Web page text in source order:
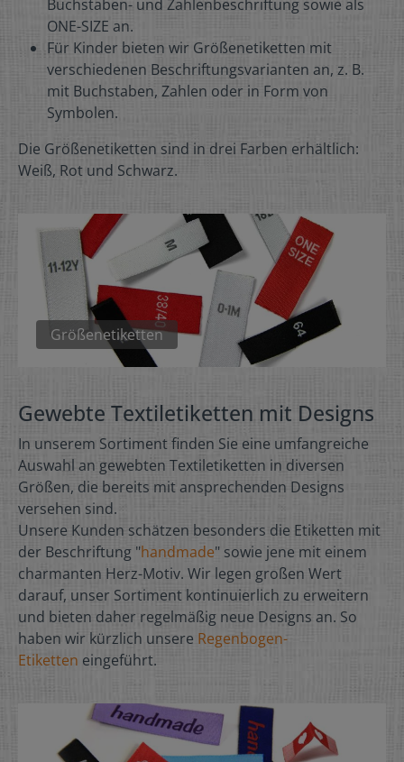
Buchstaben- und Zahlenbeschriftung sowie als
ONE-SIZE an.
Für Kinder bieten wir Größenetiketten mit
verschiedenen Beschriftungsvarianten an, z. B.
mit Buchstaben, Zahlen oder in Form von
Symbolen.
Die Größenetiketten sind in drei Farben erhältlich:
Weiß, Rot und Schwarz.
Größenetiketten
Gewebte Textiletiketten mit Designs
In unserem Sortiment finden Sie eine umfangreiche
Auswahl an gewebten Textiletiketten in diversen
Größen, die bereits mit ansprechenden Designs
versehen sind.
Unsere Kunden schätzen besonders die Etiketten mit
der Beschriftung "handmade" sowie jene mit einem
charmanten Herz-Motiv. Wir legen großen Wert
darauf, unser Sortiment kontinuierlich zu erweitern
und bieten daher regelmäßig neue Designs an. So
haben wir kürzlich unsere Regenbogen-
Etiketten eingeführt.